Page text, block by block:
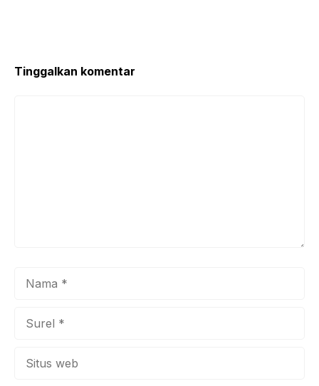
k
Tinggalkan komentar